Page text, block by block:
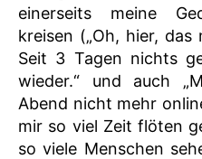
einerseits meine
kreisen („Oh, hier, das
Seit 3 Tagen nichts
wieder.“ und auch
Abend nicht mehr
mir so viel Zeit flöten
so viele Menschen